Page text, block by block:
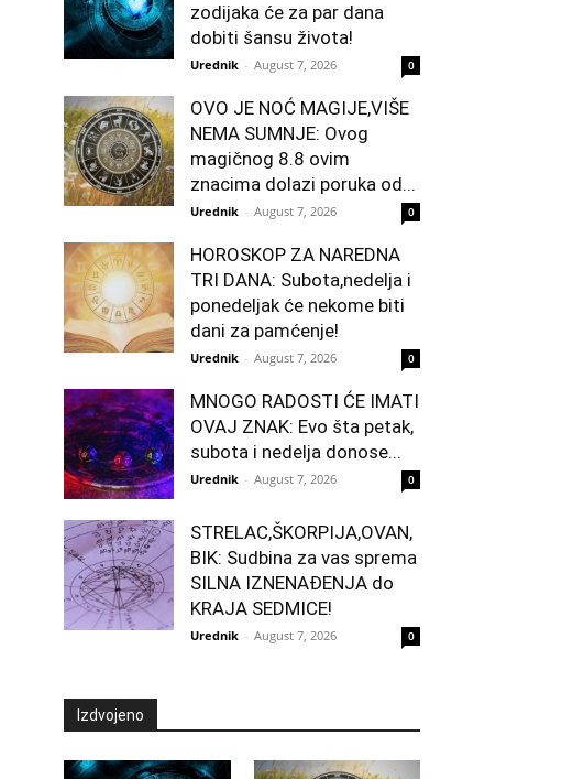
zodijaka će za par dana
dobiti šansu života!
Urednik - August 7, 2026 0
OVO JE NOĆ MAGIJE,VIŠE
NEMA SUMNJE: Ovog
magičnog 8.8 ovim
znacima dolazi poruka od...
Urednik - August 7, 2026 0
HOROSKOP ZA NAREDNA
TRI DANA: Subota,nedelja i
ponedeljak će nekome biti
dani za pamćenje!
Urednik - August 7, 2026 0
MNOGO RADOSTI ĆE IMATI
OVAJ ZNAK: Evo šta petak,
subota i nedelja donose...
Urednik - August 7, 2026 0
STRELAC,ŠKORPIJA,OVAN,
BIK: Sudbina za vas sprema
SILNA IZNENAĐENJA do
KRAJA SEDMICE!
Urednik - August 7, 2026 0
Izdvojeno